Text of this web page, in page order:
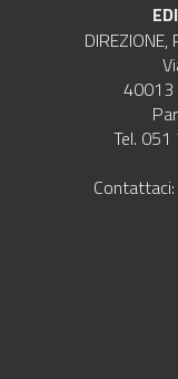
40013
Tel.
Contattaci: